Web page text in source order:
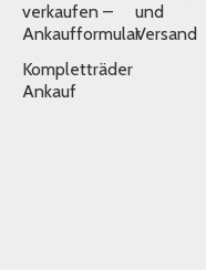
verkaufen –
Ankaufformular
Kompletträder
Ankauf
und
Versand